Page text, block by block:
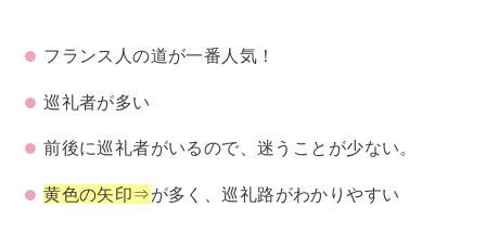
フランス人の道が一番人気！
巡礼者が多い
前後に巡礼者がいるので、迷うことが少ない。
黄色の矢印⇒が多く、巡礼路がわかりやすい